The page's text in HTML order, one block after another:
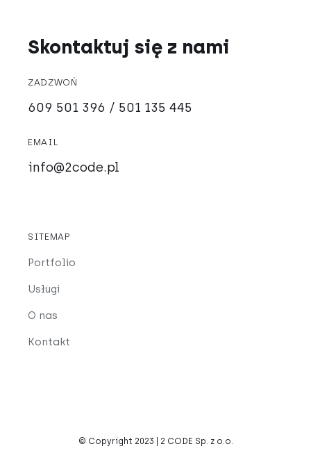
Skontaktuj się z nami
ZADZWOŃ
609 501 396 / 501 135 445
EMAIL
info@2code.pl
SITEMAP
Portfolio
Usługi
O nas
Kontakt
© Copyright 2023 | 2 CODE Sp. z o.o.